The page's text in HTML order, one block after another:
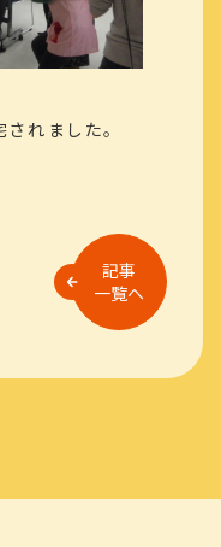
れました。
記事
一覧へ